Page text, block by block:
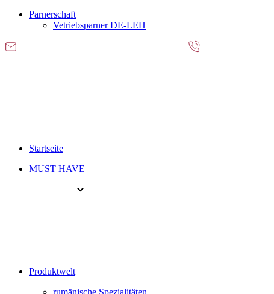
Parnerschaft
Vetriebsparner DE-LEH
Startseite
MUST HAVE
Produktwelt
rumänische Spezialitäten